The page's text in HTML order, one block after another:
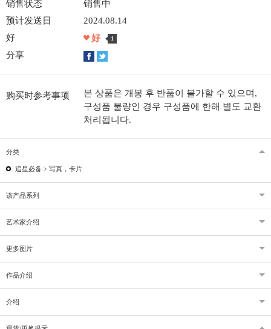
销售状态
销售中
预计发送日
2024.08.14
好
好 1
分享
购买时参考事项
본 상품은 개봉 후 반품이 불가할 수 있으며,
구성품 불량인 경우 구성품에 한해 별도 교환
처리됩니다.
分类
追星必备 > 写真，卡片
该产品系列
艺术家介绍
更多图片
作品介绍
介绍